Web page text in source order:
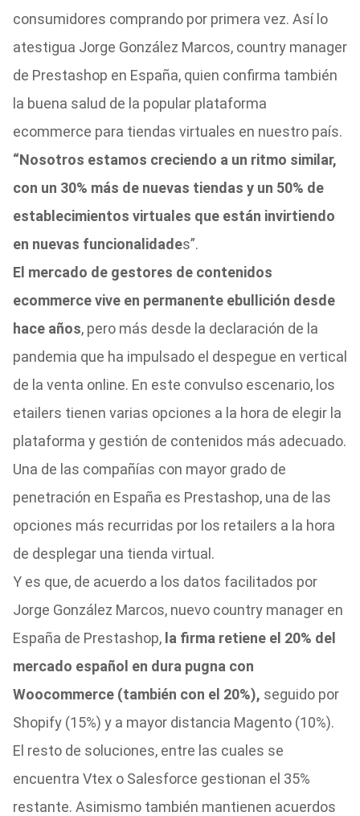
consumidores comprando por primera vez. Así lo
atestigua Jorge González Marcos, country manager
de Prestashop en España, quien confirma también
la buena salud de la popular plataforma
ecommerce para tiendas virtuales en nuestro país.
“Nosotros estamos creciendo a un ritmo similar,
con un 30% más de nuevas tiendas y un 50% de
establecimientos virtuales que están invirtiendo
en nuevas funcionalidades”.
El mercado de gestores de contenidos
ecommerce vive en permanente ebullición desde
hace años, pero más desde la declaración de la
pandemia que ha impulsado el despegue en vertical
de la venta online. En este convulso escenario, los
etailers tienen varias opciones a la hora de elegir la
plataforma y gestión de contenidos más adecuado.
Una de las compañías con mayor grado de
penetración en España es Prestashop, una de las
opciones más recurridas por los retailers a la hora
de desplegar una tienda virtual.
Y es que, de acuerdo a los datos facilitados por
Jorge González Marcos, nuevo country manager en
España de Prestashop, la firma retiene el 20% del
mercado español en dura pugna con
Woocommerce (también con el 20%), seguido por
Shopify (15%) y a mayor distancia Magento (10%).
El resto de soluciones, entre las cuales se
encuentra Vtex o Salesforce gestionan el 35%
restante. Asimismo también mantienen acuerdos